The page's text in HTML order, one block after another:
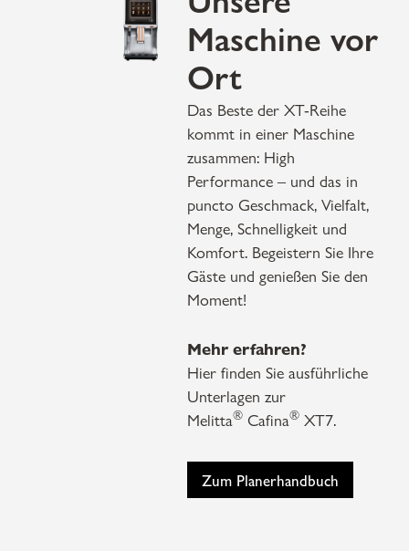
Maschine vor
Ort
Das Beste der XT-Reihe
kommt in einer Maschine
zusammen: High
Performance – und das in
puncto Geschmack, Vielfalt,
Menge, Schnelligkeit und
Komfort. Begeistern Sie Ihre
Gäste und genießen Sie den
Moment!
Mehr erfahren?
Hier finden Sie ausführliche
Unterlagen zur
Melitta®Cafina®XT7.
Zum Planerhandbuch